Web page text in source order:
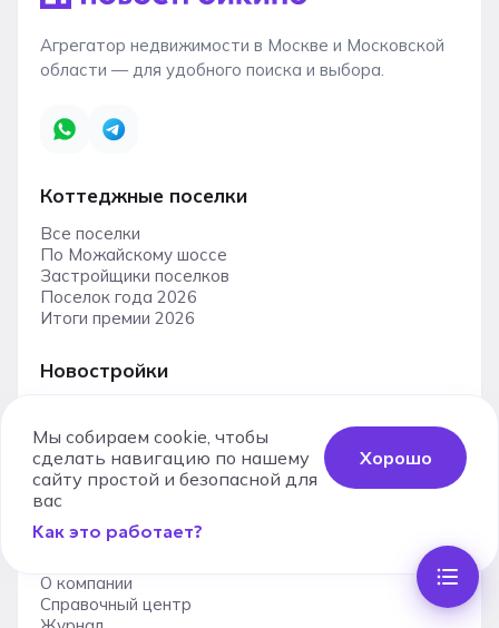
Агрегатор недвижимости в Москве и Московской
области — для удобного поиска и выбора.
Коттеджные поселки
Все поселки
По Можайскому шоссе
Застройщики поселков
Поселок года 2026
Итоги премии 2026
Новостройки
Поиск по карте
Рядом с метро
Ипотечный калькулятор
Застройщики
О проекте
О компании
Справочный центр
Мы собираем cookie, чтобы
сделать навигацию по нашему
сайту простой и безопасной для
вас
Как это работает?
Хорошо